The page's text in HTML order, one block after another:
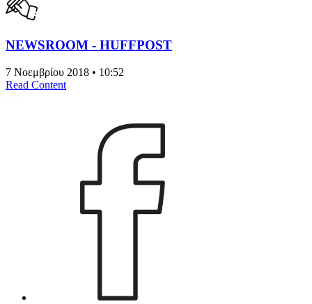
NEWSROOM - HUFFPOST
7 Νοεμβρίου 2018 • 10:52
Read Content